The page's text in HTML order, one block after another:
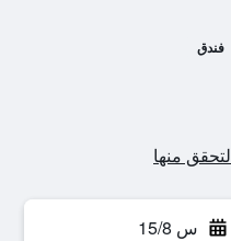
فندق
س 15/8